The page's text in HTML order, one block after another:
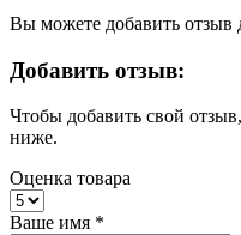
Вы можете добавить отзыв
Добавить отзыв:
Чтобы добавить свой
ниже.
Оценка товара
Ваше имя *